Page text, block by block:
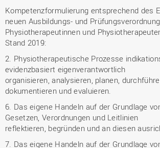
Kompetenzformulierung entsprechend des
neuen Ausbildungs- und
Physiotherapeutinnen und
Stand 2019:
2. Physiotherapeutische Prozesse
evidenzbasiert eigenverantwortlich
organisieren, analysieren, planen,
dokumentieren und evaluieren.
6. Das eigene Handeln auf der Grundlage
Gesetzen, Verordnungen und Leitlinien
reflektieren, begründen und an diesen
7. Das eigene Handeln auf der Grundlage